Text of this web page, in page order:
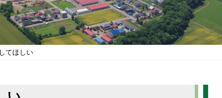
てほしい